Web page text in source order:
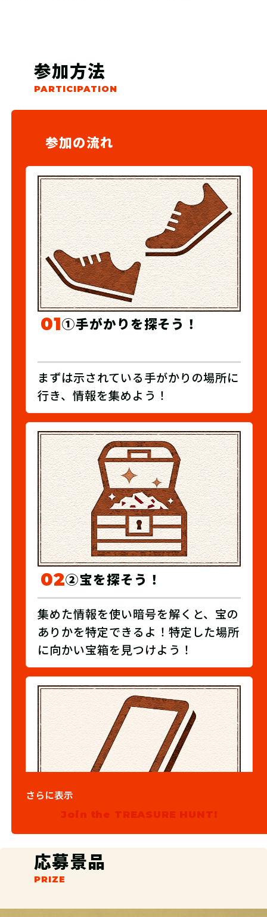
参加方法
参加の流れ
01①手がかりを探そう！
まずは示されている手がかりの場所に
行き、情報を集めよう！
02②宝を探そう！
集めた情報を使い暗号を解くと、宝の
ありかを特定できるよ！特定した場所
に向かい宝箱を見つけよう！
03③宝を報告しよう
宝を見つけたら、キーワード報告サイ
ト（WEB）に報告しよう！
さらに表示
Join the TREASURE HUNT!
応募景品